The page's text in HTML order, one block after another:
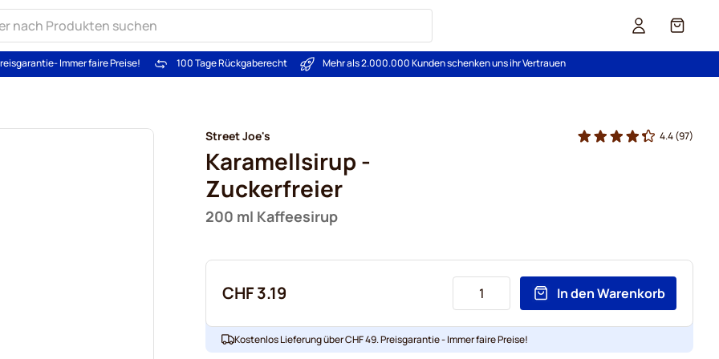
Cart
- Immer faire Preise! 100 Tage Rückgaberecht Mehr als 2.000.000 Kunden schenken uns ihr Vertrauen
Street Joe's
Karamellsirup -
Zuckerfreier
200 ml Kaffeesirup
4.4(97)
CHF 3.19 In den Warenkorb
Kostenlos Lieferung über CHF 49. Preisgarantie - Immer faire Preise!